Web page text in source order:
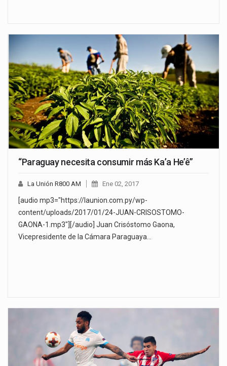
“Paraguay necesita consumir más Ka’a He’ê”
La Unión R800 AM Ene 02, 2017
[audio mp3="https://launion.com.py/wp-
content/uploads/2017/01/24-JUAN-CRISOSTOMO-
GAONA-1.mp3"][/audio] Juan Crisóstomo Gaona,
Vicepresidente de la Cámara Paraguaya…